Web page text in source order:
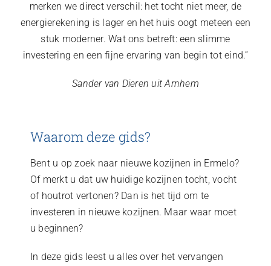
merken we direct verschil: het tocht niet meer, de
energierekening is lager en het huis oogt meteen een
stuk moderner. Wat ons betreft: een slimme
investering en een fijne ervaring van begin tot eind.”
Sander van Dieren uit Arnhem
Waarom deze gids?
Bent u op zoek naar nieuwe kozijnen in Ermelo?
Of merkt u dat uw huidige kozijnen tocht, vocht
of houtrot vertonen? Dan is het tijd om te
investeren in nieuwe kozijnen. Maar waar moet
u beginnen?
In deze gids leest u alles over het vervangen